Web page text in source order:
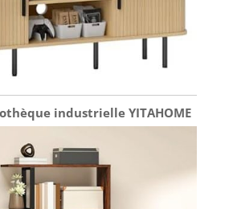
industrielle YITAHOME